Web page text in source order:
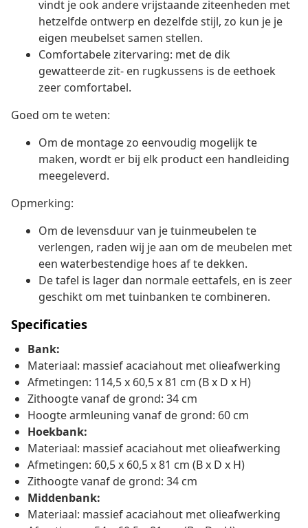
vindt je ook andere vrijstaande ziteenheden met
hetzelfde ontwerp en dezelfde stijl, zo kun je je
eigen meubelset samen stellen.
Comfortabele zitervaring: met de dik
gewatteerde zit- en rugkussens is de eethoek
zeer comfortabel.
Goed om te weten:
Om de montage zo eenvoudig mogelijk te
maken, wordt er bij elk product een handleiding
meegeleverd.
Opmerking:
Om de levensduur van je tuinmeubelen te
verlengen, raden wij je aan om de meubelen met
een waterbestendige hoes af te dekken.
De tafel is lager dan normale eettafels, en is zeer
geschikt om met tuinbanken te combineren.
Specificaties
Bank:
Materiaal: massief acaciahout met olieafwerking
Afmetingen: 114,5 x 60,5 x 81 cm (B x D x H)
Zithoogte vanaf de grond: 34 cm
Hoogte armleuning vanaf de grond: 60 cm
Hoekbank:
Materiaal: massief acaciahout met olieafwerking
Afmetingen: 60,5 x 60,5 x 81 cm (B x D x H)
Zithoogte vanaf de grond: 34 cm
Middenbank:
Materiaal: massief acaciahout met olieafwerking